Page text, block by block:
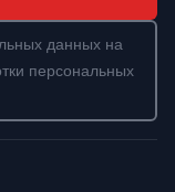
данных на
персональных